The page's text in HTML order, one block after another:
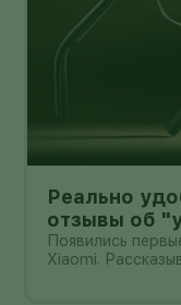
Реально
отзывы об
дисплея" от
Появились
Xiaomi.